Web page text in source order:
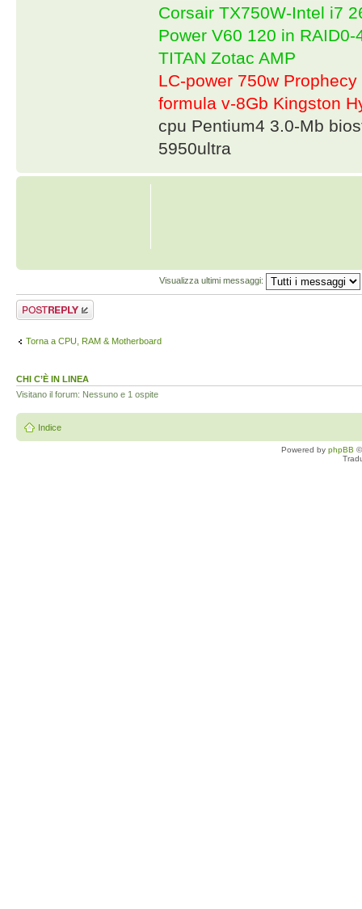
Corsair TX750W-Intel i7
Power V60 120 in
TITAN Zotac AMP
LC-power 750w
formula v-8Gb Kingston
cpu Pentium4 3.0-Mb
5950ultra
Visualizza ultimi messaggi:
Rispondi al
messaggio
Torna a CPU, RAM & Motherboard
CHI C’È IN LINEA
Visitano il forum: Nessuno e 1 ospite
Indice
Powered by phpBB